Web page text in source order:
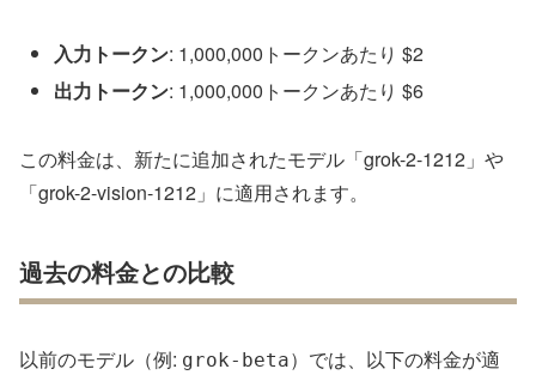
入力トークン: 1,000,000トークンあたり $2
出力トークン: 1,000,000トークンあたり $6
この料金は、新たに追加されたモデル「grok-2-1212」や
「grok-2-vision-1212」に適用されます。
過去の料金との比較
以前のモデル（例: grok-beta）では、以下の料金が適